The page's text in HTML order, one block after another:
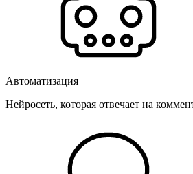
Автоматизация
Нейросеть, которая отвечает на